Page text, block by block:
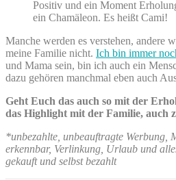
Positiv und ein Moment
ein Chamäleon. Es heißt Cami!
Manche werden es verstehen, andere
meine Familie nicht. Ich bin immer
und Mama sein, bin ich auch ein
dazu gehören manchmal eben auch
Geht Euch das auch so mit der
das Highlight mit der Familie, auch
*unbezahlte, unbeauftragte Werbung,
erkennbar, Verlinkung, Urlaub und
gekauft und selbst bezahlt